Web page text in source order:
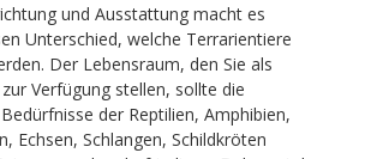
und Ausstattung macht es
Unterschied, welche Terrarientiere
Der Lebensraum, den Sie als
Verfügung stellen, sollte die
der Reptilien, Amphibien,
Echsen, Schlangen, Schildkröten